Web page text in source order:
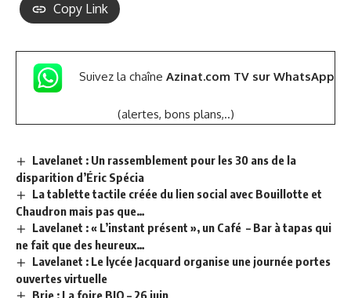
Copy Link
Suivez la chaîne Azinat.com TV sur WhatsApp
(alertes, bons plans,..)
Lavelanet : Un rassemblement pour les 30 ans de la
disparition d’Éric Spécia
La tablette tactile créée du lien social avec Bouillotte et
Chaudron mais pas que…
Lavelanet : « L’instant présent », un Café – Bar à tapas qui
ne fait que des heureux…
Lavelanet : Le lycée Jacquard organise une journée portes
ouvertes virtuelle
Brie : La foire BIO – 26 juin